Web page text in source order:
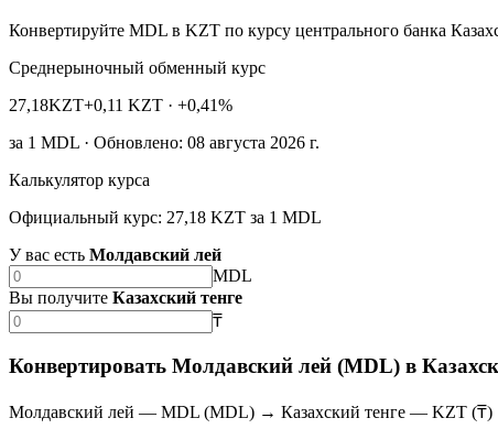
Конвертируйте MDL в KZT по курсу центрального банка
Среднерыночный обменный курс
27,18KZT+0,11 KZT · +0,41%
за 1 MDL · Обновлено: 08 августа 2026 г.
Калькулятор курса
Официальный курс: 27,18 KZT за 1 MDL
У вас есть Молдавский лей
MDL
Вы получите Казахский тенге
₸
Конвертировать Молдавский лей (MDL) в
Молдавский лей — MDL (MDL) → Казахский тенге — KZT (₸)